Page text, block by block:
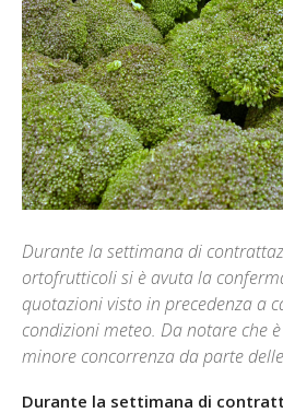
Durante la settimana di
ortofrutticoli si è avuta la
quotazioni visto in precedenza a
condizioni meteo. Da notare che
minore concorrenza da parte
Durante la settimana di